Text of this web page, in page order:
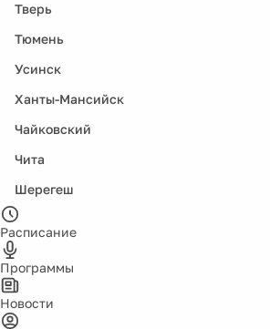
Тверь
Тюмень
Усинск
Ханты-Мансийск
Чайковский
Чита
Шерегеш
Расписание
Программы
Новости